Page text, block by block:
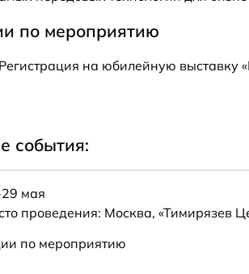
по мероприятию
Регистрация на юбилейную выставку
события:
мая
проведения: Москва, «Тимирязев
по мероприятию